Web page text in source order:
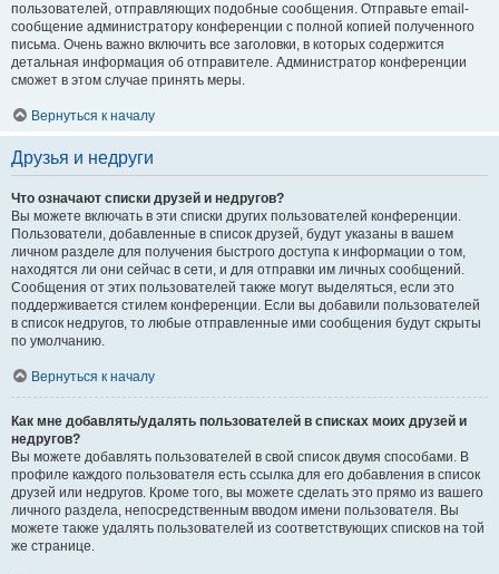
пользователей, отправляющих подобные сообщения. Отправьте email-
сообщение администратору конференции с полной копией полученного
письма. Очень важно включить все заголовки, в которых содержится
детальная информация об отправителе. Администратор конференции
сможет в этом случае принять меры.
Вернуться к началу
Друзья и недруги
Что означают списки друзей и недругов?
Вы можете включать в эти списки других пользователей конференции.
Пользователи, добавленные в список друзей, будут указаны в вашем
личном разделе для получения быстрого доступа к информации о том,
находятся ли они сейчас в сети, и для отправки им личных сообщений.
Сообщения от этих пользователей также могут выделяться, если это
поддерживается стилем конференции. Если вы добавили пользователей
в список недругов, то любые отправленные ими сообщения будут скрыты
по умолчанию.
Вернуться к началу
Как мне добавлять/удалять пользователей в списках моих друзей и
недругов?
Вы можете добавлять пользователей в свой список двумя способами. В
профиле каждого пользователя есть ссылка для его добавления в список
друзей или недругов. Кроме того, вы можете сделать это прямо из вашего
личного раздела, непосредственным вводом имени пользователя. Вы
можете также удалять пользователей из соответствующих списков на той
же странице.